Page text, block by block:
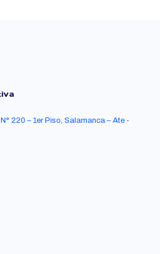
220 – 1er Piso, Salamanca – Ate -